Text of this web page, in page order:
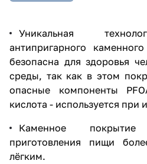
Уникальная
антипригарного
безопасна для здоровья
среды, так как в этом
опасные компоненты
кислота - используется при
Каменное
приготовления пищи
лёгким.